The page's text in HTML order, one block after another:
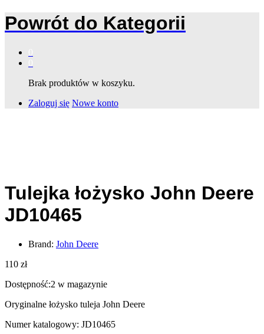
Powrót do Kategorii
Brak produktów w koszyku.
Zaloguj się Nowe konto
Tulejka łożysko John Deere
JD10465
Brand: John Deere
110 zł
Dostępność:2 w magazynie
Oryginalne łożysko tuleja John Deere
Numer katalogowy: JD10465